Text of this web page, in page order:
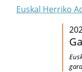
Euskal Herriko